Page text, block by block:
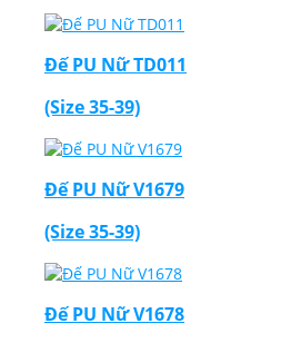
Đế PU Nữ TD011
(Size 35-39)
Đế PU Nữ V1679
(Size 35-39)
Đế PU Nữ V1678